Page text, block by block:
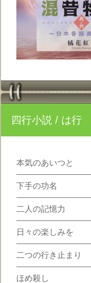
四行小説 / は行
本気のあいつと
下手の功名
二人の記憶力
日々の楽しみを
二つの行き止まり
ほめ殺し